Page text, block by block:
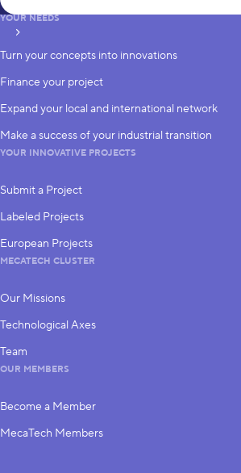
subscribe
YOUR NEEDS
Turn your concepts into innovations
Finance your project
Expand your local and international network
Make a success of your industrial transition
YOUR INNOVATIVE PROJECTS
Submit a Project
Labeled Projects
European Projects
MECATECH CLUSTER
Our Missions
Technological Axes
Team
OUR MEMBERS
Become a Member
MecaTech Members